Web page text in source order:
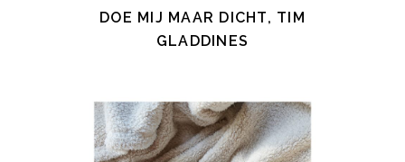
DOE MIJ MAAR DICHT, TIM
GLADDINES